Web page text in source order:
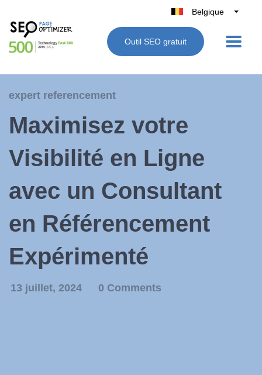
Belgique
België
Nederland
Outil SEO gratuit
expert referencement
Maximisez votre
Visibilité en Ligne
avec un Consultant
en Référencement
Expérimenté
13 juillet, 2024 0 Comments